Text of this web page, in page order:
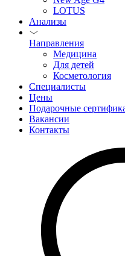
LOTUS
Анализы
Направления
Медицина
Для детей
Косметология
Специалисты
Цены
Подарочные
Вакансии
Контакты